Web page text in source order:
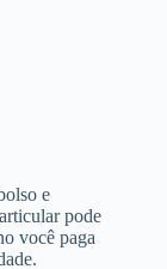
e
pode
você paga